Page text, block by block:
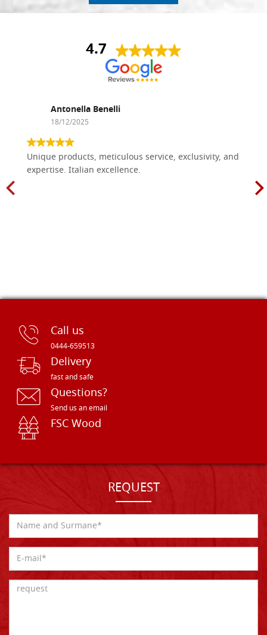
4.7
Antonella Benelli
18/12/2025
Unique products, meticulous service, exclusivity, and
expertise. Italian excellence.
Call us
0444-659513
Delivery
fast and safe
Questions?
Send us an email
FSC Wood
REQUEST